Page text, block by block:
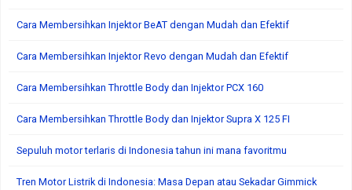
Cara Membersihkan Injektor BeAT dengan Mudah dan Efektif
Cara Membersihkan Injektor Revo dengan Mudah dan Efektif
Cara Membersihkan Throttle Body dan Injektor PCX 160
Cara Membersihkan Throttle Body dan Injektor Supra X 125 FI
Sepuluh motor terlaris di Indonesia tahun ini mana favoritmu
Tren Motor Listrik di Indonesia: Masa Depan atau Sekadar Gimmick